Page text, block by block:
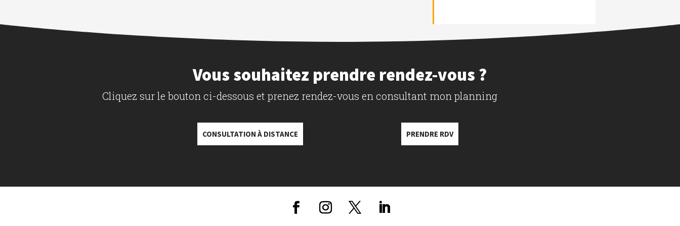
Vous souhaitez prendre rendez-vous ?
Cliquez sur le bouton ci-dessous et prenez rendez-vous en consultant mon planning
CONSULTATION À DISTANCE PRENDRE RDV